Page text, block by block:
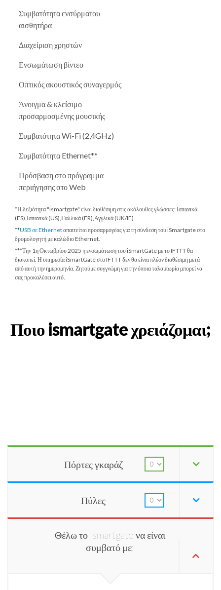
Συμβατότητα ενσύρματου
αισθητήρα
Διαχείριση χρηστών
Ενσωμάτωση βίντεο
Οπτικός ακουστικός συναγερμός
Άνοιγμα & κλείσιμο
προσαρμοσμένης μουσικής
Συμβατότητα Wi-Fi (2,4GHz)
Συμβατότητα Ethernet**
Πρόσβαση στο πρόγραμμα
περιήγησης στο Web
*Η δεξιότητα "ismartgate" είναι διαθέσιμη στις ακόλουθες γλώσσες: Ισπανικά
(ES),Ισπανικά (US),Γαλλικά (FR),Αγγλικά (UK/IE)
**USB σε Ethernetαπαιτείται προσαρμογέας για τη σύνδεση του iSmartgate στο
δρομολογητή με καλώδιο Ethernet.
***Την 1η Οκτωβρίου 2025 η ενσωμάτωση του iSmartGate με το IFTTT θα
διακοπεί. Η υπηρεσία iSmartGate στο IFTTT δεν θα είναι πλέον διαθέσιμη μετά
από αυτή την ημερομηνία. Ζητούμε συγγνώμη για την όποια ταλαιπωρία μπορεί να
σας προκαλέσει αυτό.
Ποιο ismartgate χρειάζομαι;
Πόρτες γκαράζ
Πύλες
Θέλω το ismartgate να είναι
συμβατό με: